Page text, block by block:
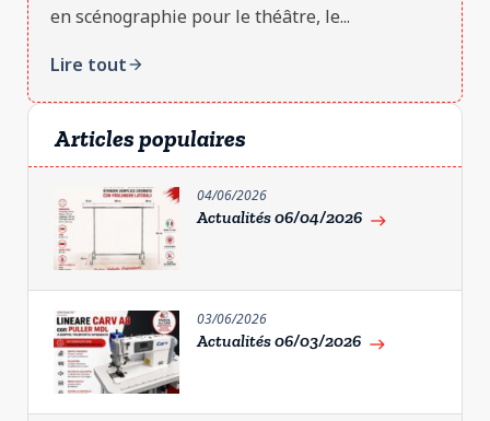
en scénographie pour le théâtre, le...
Lire toutarrow_forward
Articles populaires
04/06/2026
Actualités 06/04/2026 east
03/06/2026
Actualités 06/03/2026 east